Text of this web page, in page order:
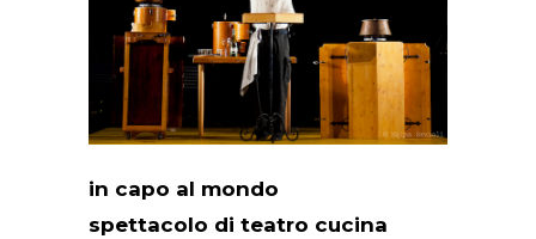
in capo al mondo
spettacolo di teatro cucina